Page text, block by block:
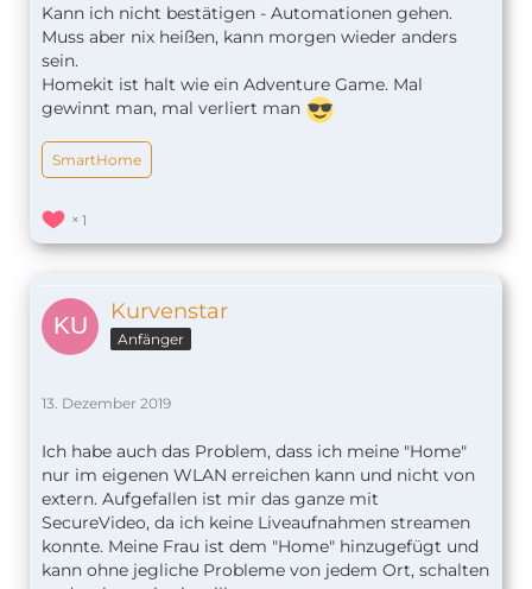
Kann ich nicht bestätigen - Automationen gehen.
Muss aber nix heißen, kann morgen wieder anders
sein.
Homekit ist halt wie ein Adventure Game. Mal
gewinnt man, mal verliert man
SmartHome
1
Kurvenstar
Anfänger
13. Dezember 2019
Ich habe auch das Problem, dass ich meine "Home"
nur im eigenen WLAN erreichen kann und nicht von
extern. Aufgefallen ist mir das ganze mit
SecureVideo, da ich keine Liveaufnahmen streamen
konnte. Meine Frau ist dem "Home" hinzugefügt und
kann ohne jegliche Probleme von jedem Ort, schalten